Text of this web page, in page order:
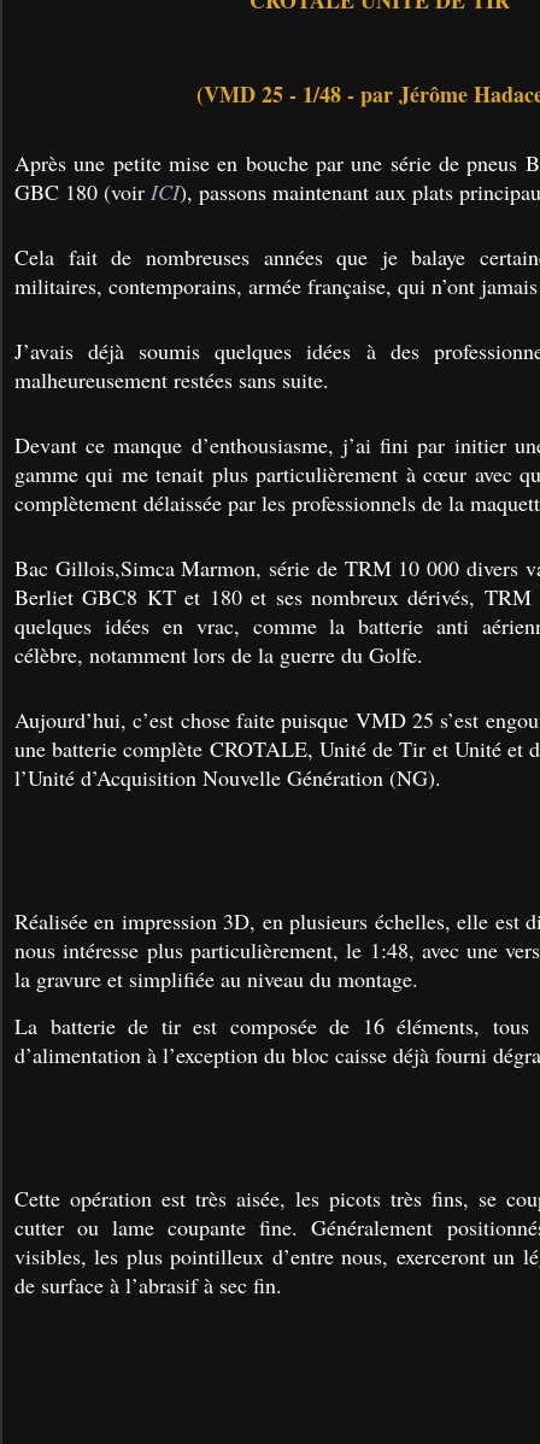
(VMD 25 - 1/48 - par Jérôme
Après une petite mise en bouche par une série de
GBC 180 (voir ICI), passons maintenant aux plats
Cela fait de nombreuses années que je balaye
militaires, contemporains, armée française, qui n’ont
J’avais déjà soumis quelques idées à des
malheureusement restées sans suite.
Devant ce manque d’enthousiasme, j’ai fini par initier
gamme qui me tenait plus particulièrement à cœur avec
complètement délaissée par les professionnels de la
Bac Gillois,Simca Marmon, série de TRM 10 000 divers
Berliet GBC8 KT et 180 et ses nombreux dérivés,
quelques idées en vrac, comme la batterie anti
célèbre, notamment lors de la guerre du Golfe.
Aujourd’hui, c’est chose faite puisque VMD 25 s’est
une batterie complète CROTALE, Unité de Tir et Unité et
l’Unité d’Acquisition Nouvelle Génération (NG).
Réalisée en impression 3D, en plusieurs échelles, elle est
nous intéresse plus particulièrement, le 1:48, avec une
la gravure et simplifiée au niveau du montage.
La batterie de tir est composée de 16 éléments,
d’alimentation à l’exception du bloc caisse déjà fourni
Cette opération est très aisée, les picots très fins, se
cutter ou lame coupante fine. Généralement
visibles, les plus pointilleux d’entre nous, exerceront un
de surface à l’abrasif à sec fin.